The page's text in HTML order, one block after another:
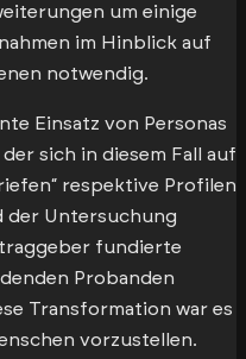
um einige
im Hinblick auf
notwendig.
Einsatz von Personas
sich in diesem Fall auf
respektive Profilen
der Untersuchung
fundierte
Probanden
Transformation war es
vorzustellen.